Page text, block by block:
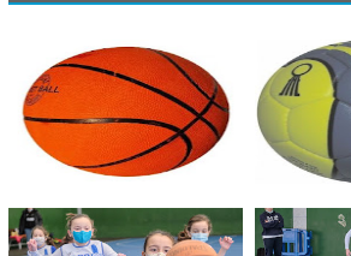
BALONCESTO - Crónicas y
resultados [...]
resultado 7